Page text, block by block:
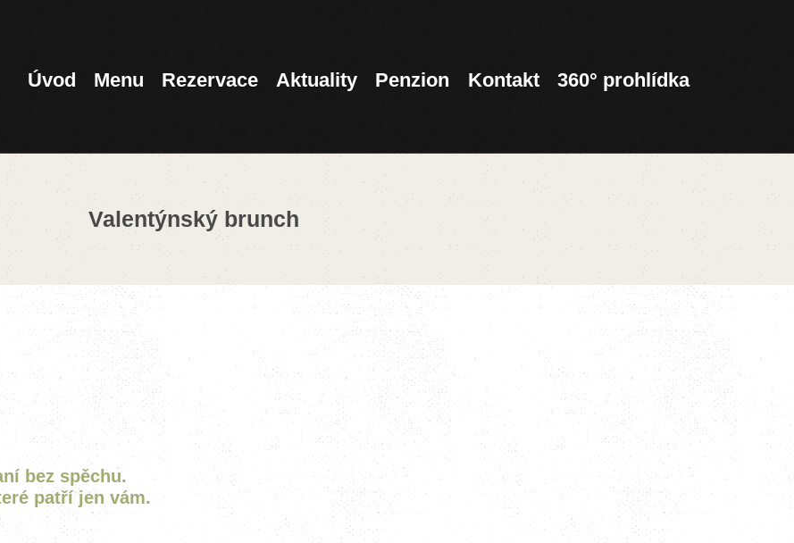
Úvod Menu Rezervace Aktuality Penzion Kontakt 360° prohlídka
Valentýnský brunch
MENU
bez spěchu.
patří jen vám.